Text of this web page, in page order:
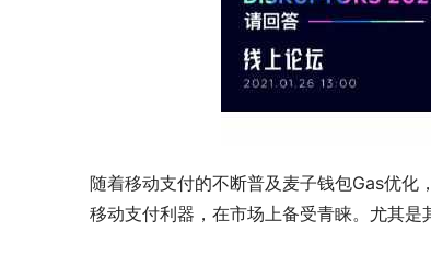
随着移动支付的不断普及麦子钱包Gas优
移动支付利器，在市场上备受青睐。尤其是